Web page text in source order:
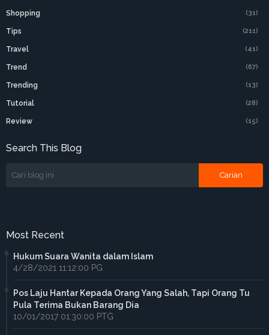
Shopping (31)
Tips (211)
Travel (41)
Trend (67)
Trending (13)
Tutorial (28)
Review (15)
Search This Blog
Most Recent
Hukum Suara Wanita dalam Islam
4/28/2021 11:12:00 PG
Pos Laju Hantar Kepada Orang Yang Salah, Tapi Orang Tu
Pula Terima Bukan Barang Dia
10/01/2017 01:30:00 PTG